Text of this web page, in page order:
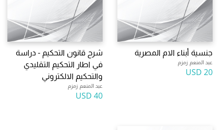
جنسية أبناء الام المصرية
عبد المنعم زمزم
20 USD
شرح قانون التحكيم - دراسة
في اطار التحكيم التقليدي
والتحكيم الالكتروني
عبد المنعم زمزم
40 USD